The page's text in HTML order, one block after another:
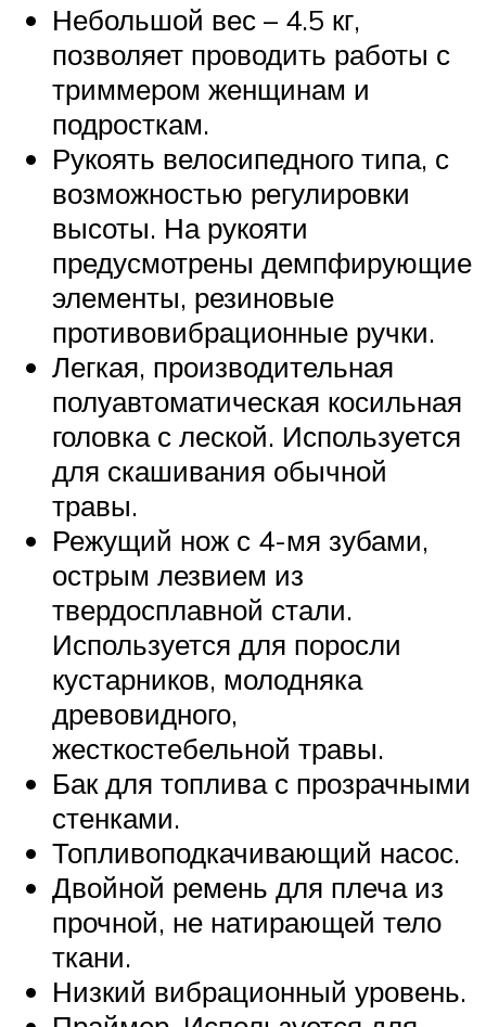
Небольшой вес – 4.5 кг,
позволяет проводить работы с
триммером женщинам и
подросткам.
Рукоять велосипедного типа, с
возможностью регулировки
высоты. На рукояти
предусмотрены демпфирующие
элементы, резиновые
противовибрационные ручки.
Легкая, производительная
полуавтоматическая косильная
головка с леской. Используется
для скашивания обычной
травы.
Режущий нож с 4-мя зубами,
острым лезвием из
твердосплавной стали.
Используется для поросли
кустарников, молодняка
древовидного,
жесткостебельной травы.
Бак для топлива с прозрачными
стенками.
Топливоподкачивающий насос.
Двойной ремень для плеча из
прочной, не натирающей тело
ткани.
Низкий вибрационный уровень.